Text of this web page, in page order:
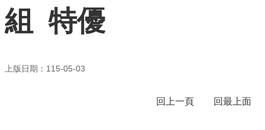
園
動
態
政
組 特優
上版日期：115-05-03
回上一頁 回最上面